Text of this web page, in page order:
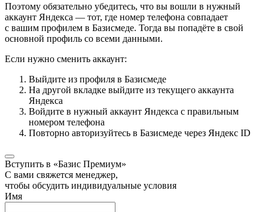
Поэтому обязательно убедитесь, что вы вошли в нужный
аккаунт Яндекса — тот, где номер телефона совпадает
с вашим профилем в Базисмеде. Тогда вы попадёте в свой
основной профиль со всеми данными.
Если нужно сменить аккаунт:
Выйдите из профиля в Базисмеде
На другой вкладке выйдите из текущего аккаунта
Яндекса
Войдите в нужный аккаунт Яндекса с правильным
номером телефона
Повторно авторизуйтесь в Базисмеде через Яндекс ID
Вступить в «Базис Премиум»
С вами свяжется менеджер,
чтобы обсудить индивидуальные условия
Имя